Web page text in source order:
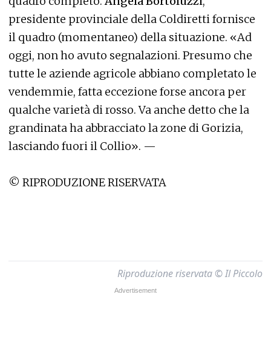
presidente provinciale della Coldiretti fornisce
il quadro (momentaneo) della situazione. «Ad
oggi, non ho avuto segnalazioni. Presumo che
tutte le aziende agricole abbiano completato le
vendemmie, fatta eccezione forse ancora per
qualche varietà di rosso. Va anche detto che la
grandinata ha abbracciato la zone di Gorizia,
lasciando fuori il Collio». —
© RIPRODUZIONE RISERVATA
Riproduzione riservata © Il Piccolo